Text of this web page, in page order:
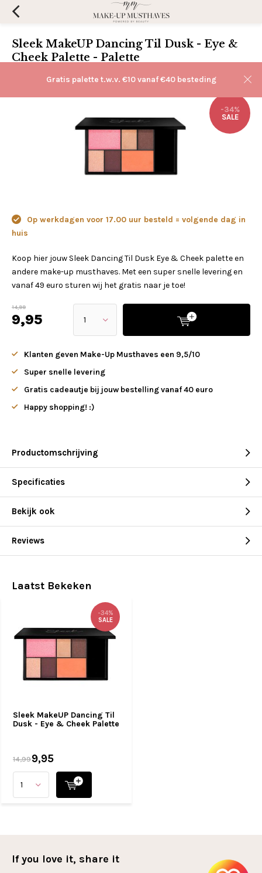
Gratis palette t.w.v. €10 vanaf €40 besteding
Sleek MakeUP Dancing Til Dusk - Eye &
Cheek Palette - Palette
-34%
SALE
Op werkdagen voor 17.00 uur besteld = volgende dag in
huis
Koop hier jouw Sleek Dancing Til Dusk Eye & Cheek palette en
andere make-up musthaves. Met een super snelle levering en
vanaf 49 euro sturen wij het gratis naar je toe!
14,99
9,95
Klanten geven Make-Up Musthaves een 9,5/10
Super snelle levering
Gratis cadeautje bij jouw bestelling vanaf 40 euro
Happy shopping! :)
Productomschrijving
Specificaties
Bekijk ook
Reviews
Laatst Bekeken
Sleek MakeUP Dancing Til
Dusk - Eye & Cheek Palette
-34%
SALE
14,999,95
If you love it, share it